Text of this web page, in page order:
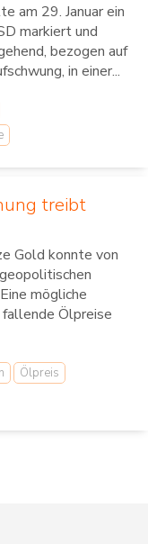
am 29. Januar ein
markiert und
bezogen auf
in einer...
treibt
Gold konnte von
mögliche
Ölpreise
Ölpreis